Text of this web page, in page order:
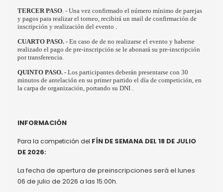
TERCER PASO . - Una vez confirmado el número mínimo de parejas
y pagos para realizar el torneo, recibirá un mail de confirmación de
inscripción y realización del evento .
CUARTO PASO. - En caso de de no realizarse el evento y haberse
realizado el pago de pre-inscripción se le abonará su pre-inscripción
por transferencia.
QUINTO PASO. - Los participantes deberán presentarse con 30
minutos de antelación en su primer partido el día de competición, en
la carpa de organización, portando su DNI .
INFORMACIÓN
Para la competición del FÍN DE SEMANA DEL 18 DE JULIO
DE 2026:
La fecha de apertura de preinscripciones será el lunes
06 de julio de 2026 a las 15:00h.